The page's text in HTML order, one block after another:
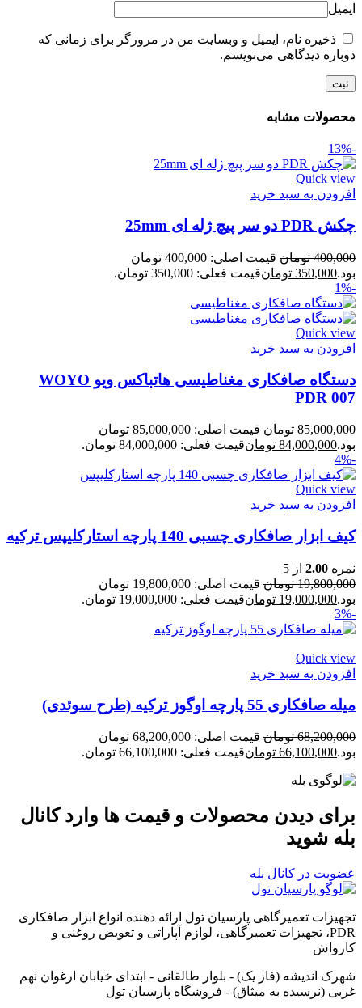
ایمیل
ذخیره نام، ایمیل و وبسایت من در مرورگر برای زمانی که
دوباره دیدگاهی می‌نویسم.
محصولات مشابه
-13%
Quick view
افزودن به سبد خرید
چکش PDR دو سر پیچ ژله ای 25mm
400,000 تومان
قیمت اصلی: 400,000 تومان
بود.350,000 تومانقیمت فعلی: 350,000 تومان.
-1%
Quick view
افزودن به سبد خرید
دستگاه صافکاری مغناطیسی هاتباکس ویو WOYO
PDR 007
85,000,000 تومان
قیمت اصلی: 85,000,000 تومان
بود.84,000,000 تومانقیمت فعلی: 84,000,000 تومان.
-4%
Quick view
افزودن به سبد خرید
کیف ابزار صافکاری چسبی 140 پارچه استارکلیپس ترکیه
نمره 2.00 از 5
19,800,000 تومان
قیمت اصلی: 19,800,000 تومان
بود.19,000,000 تومانقیمت فعلی: 19,000,000 تومان.
-3%
Quick view
افزودن به سبد خرید
میله صافکاری 55 پارچه اوگوز ترکیه (طرح سوئدی)
68,200,000 تومان
قیمت اصلی: 68,200,000 تومان
بود.66,100,000 تومانقیمت فعلی: 66,100,000 تومان.
برای دیدن محصولات و قیمت ها وارد کانال
بله شوید
عضویت در کانال بله
تجهیزات تعمیرگاهی پارسیان تول ارائه دهنده انواع ابزار صافکاری
PDR، تجهیزات تعمیرگاهی، لوازم آپاراتی و تعویض روغنی و
کارواش
شهرک اندیشه (فاز یک) - بلوار طالقانی - ابتدای خیابان ارغوان نهم
غربی (نرسیده به میثاق) - فروشگاه پارسیان تول